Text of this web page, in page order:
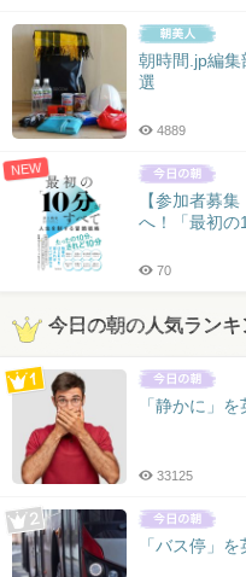
朝時間.jp編
選
4889
NEW
【参加者募
へ！「最初の
70
今日の朝の人気ランキ
「静かに」
33125
「バス停」